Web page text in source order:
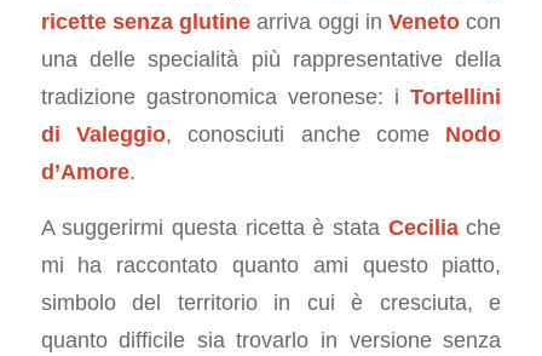
ricette senza glutine arriva oggi inVeneto con
una delle specialità più rappresentative della
tradizione gastronomica veronese: iTortellini
di Valeggio, conosciuti anche come Nodo
d’Amore.
A suggerirmi questa ricetta è stata Ceciliache
mi ha raccontato quanto ami questo piatto,
simbolo del territorio in cui è cresciuta, e
quanto difficile sia trovarlo in versione senza